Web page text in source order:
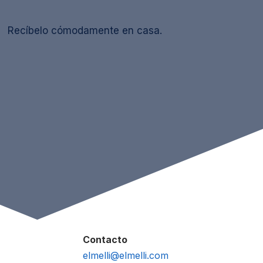
Recíbelo cómodamente en casa.
Contacto
elmelli@elmelli.com